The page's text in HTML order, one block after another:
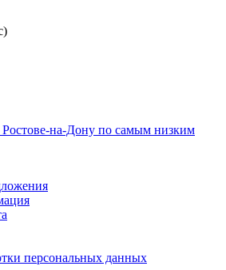
персональных данных